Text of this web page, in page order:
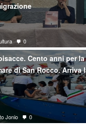
0
Cento anni per
di San Rocco. Arriva
Jonio 0